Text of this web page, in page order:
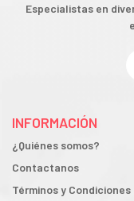
Especialistas en
INFORMACIÓN
¿Quiénes somos?
Contactanos
Términos y Condiciones